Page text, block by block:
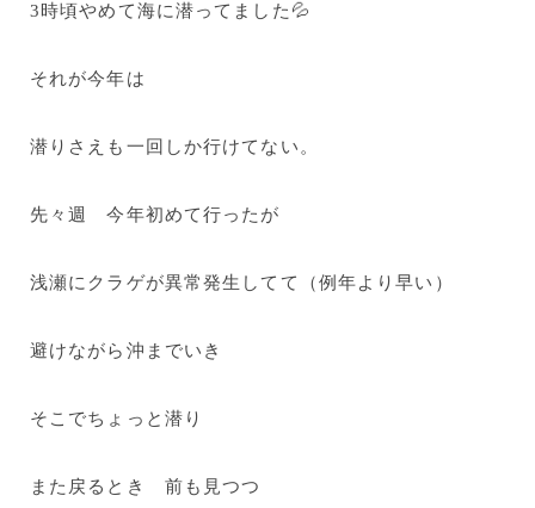
3時頃やめて海に潜ってました💦
それが今年は
潜りさえも一回しか行けてない。
先々週 今年初めて行ったが
浅瀬にクラゲが異常発生してて（例年より早い）
避けながら沖までいき
そこでちょっと潜り
また戻るとき 前も見つつ